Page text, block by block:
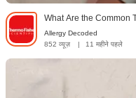
What Are the Common
Allergy Decoded
852 व्यूज़
| 11 महीने पहले